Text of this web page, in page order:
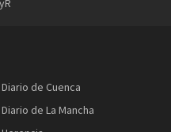
Diario de Cuenca
Diario de La Mancha